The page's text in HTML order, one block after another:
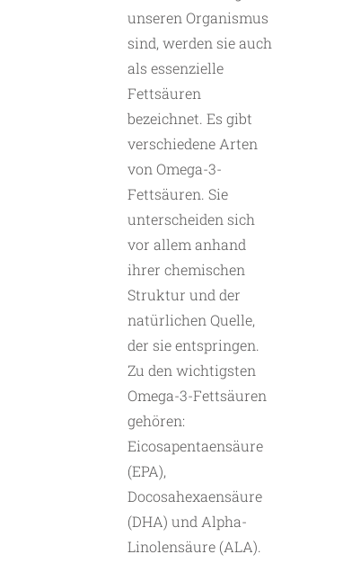
unseren Organismus
sind, werden sie auch
als essenzielle
Fettsäuren
bezeichnet. Es gibt
verschiedene Arten
von Omega-3-
Fettsäuren. Sie
unterscheiden sich
vor allem anhand
ihrer chemischen
Struktur und der
natürlichen Quelle,
der sie entspringen.
Zu den wichtigsten
Omega-3-Fettsäuren
gehören:
Eicosapentaensäure
(EPA),
Docosahexaensäure
(DHA) und Alpha-
Linolensäure (ALA).